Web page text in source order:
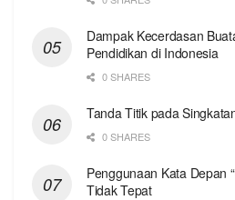
Dampak Kecerdasan
Pendidikan di Indonesia
0 SHARES
Tanda Titik pada
0 SHARES
Penggunaan Kata Depan
Tidak Tepat